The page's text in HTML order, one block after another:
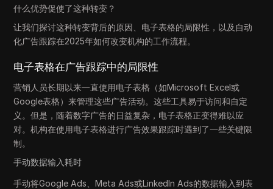
什么优势促使了这种转变？
让我们探讨这种转变背后的原因、电子表格的局限性，以及自动
化广告跟踪在2025年如何改变机构的工作流程。
电子表格在广告跟踪中的局限性
营销人员长期以来一直使用电子表格（如Microsoft Excel或
Google表格）来管理这些广告活动。这些工具易于访问和自定
义。但是，随着数字广告的日益复杂，电子表格正变得难以应
对。机构在使用电子表格进行广告效果跟踪时遇到了一些关键限
制。
手动数据输入耗时
手动将Google Ads、Meta Ads或LinkedIn Ads的数据输入到表